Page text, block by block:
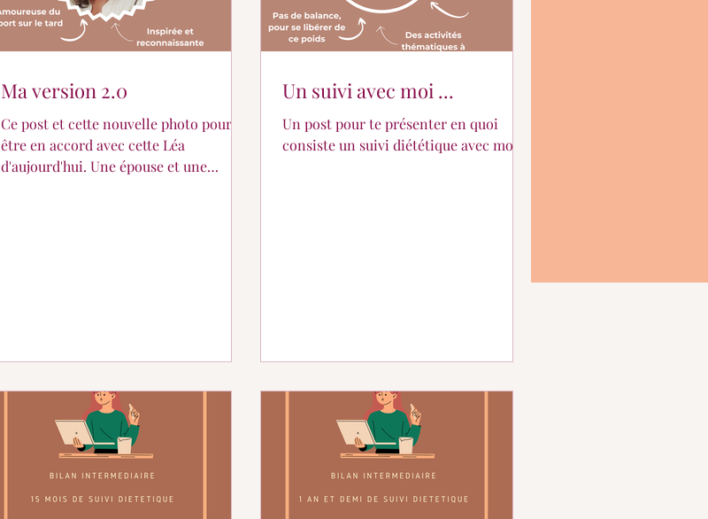
Ma version 2.0
Ce post et cette nouvelle photo pour
être en accord avec cette Léa
d'aujourd'hui. Une épouse et une
passionnants. Bref une nouvelle photo
2026 a déjà comm
Un suivi avec moi ...
Un post pour te présenter en quoi
consiste un suivi diététique avec moi.